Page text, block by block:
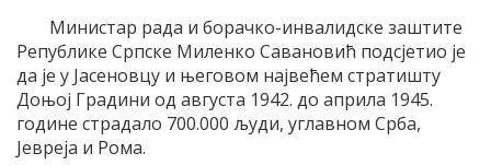
Министар рада и борачко-инвалидске заштите
Републике Српске Миленко Савановић подсјетио је
да је у Јасеновцу и његовом највећем стратишту
Доњој Градини од августа 1942. до априла 1945.
године страдало 700.000 људи, углавном Срба,
Јевреја и Рома.